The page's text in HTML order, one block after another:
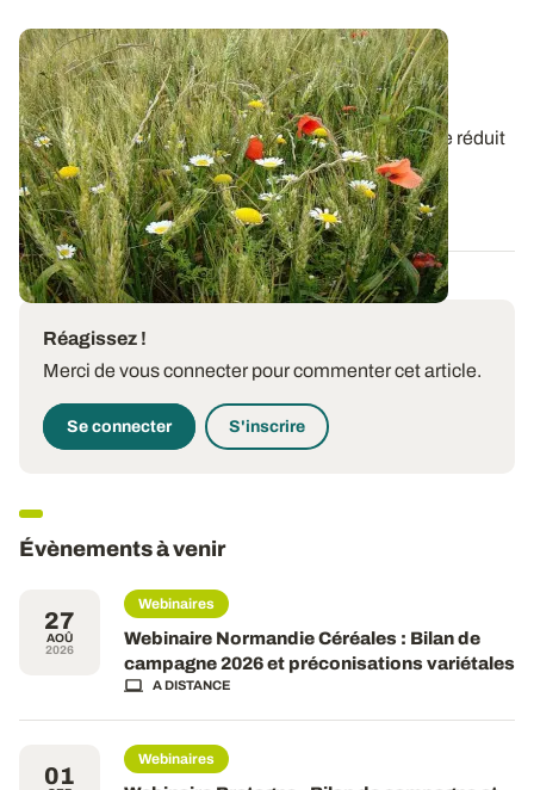
Comment limiter le développement
d'adventices résistantes aux herbicides ?
Alors que l’éventail des solutions phytosanitaires se réduit
et que la pression sociétale...
22 JUIN 2022
Réagissez !
Merci de vous connecter pour commenter cet article.
Se connecter S'inscrire
Évènements à venir
27
AOÛ
2026
Webinaires
Webinaire Normandie Céréales : Bilan de
campagne 2026 et préconisations variétales
A DISTANCE
01
Webinaires